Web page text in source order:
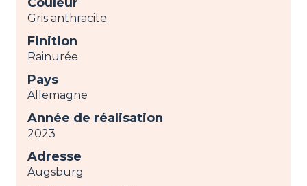
Gris anthracite
Finition
Rainurée
Pays
Allemagne
Année de réalisation
2023
Adresse
Augsburg